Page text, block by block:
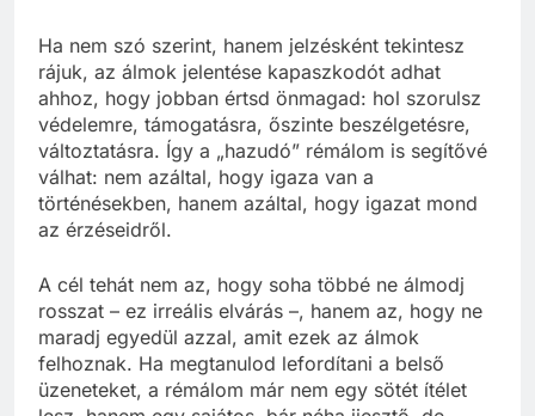
Ha nem szó szerint, hanem jelzésként tekintesz
rájuk, az álmok jelentése kapaszkodót adhat
ahhoz, hogy jobban értsd önmagad: hol szorulsz
védelemre, támogatásra, őszinte beszélgetésre,
változtatásra. Így a „hazudó” rémálom is segítővé
válhat: nem azáltal, hogy igaza van a
történésekben, hanem azáltal, hogy igazat mond
A cél tehát nem az, hogy soha többé ne álmodj
rosszat – ez irreális elvárás –, hanem az, hogy ne
maradj egyedül azzal, amit ezek az álmok
felhoznak. Ha megtanulod lefordítani a belső